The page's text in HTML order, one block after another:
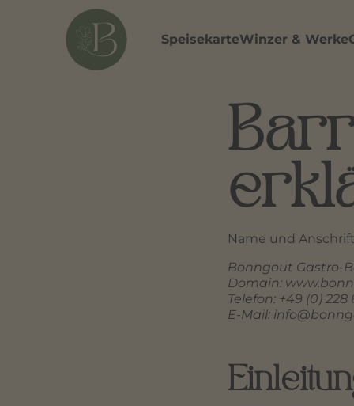
SpeisekarteWinzer & Werke
Name und
Bonngout Gastro-
Domain:
Telefon: +49 (0) 228
E-Mail: